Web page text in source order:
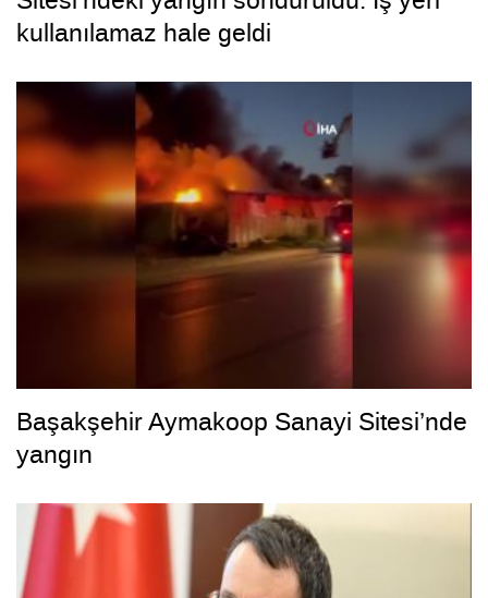
kullanılamaz hale geldi
Başakşehir Aymakoop Sanayi Sitesi’nde
yangın